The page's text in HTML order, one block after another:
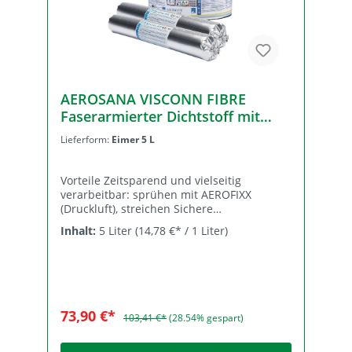
AEROSANA VISCONN FIBRE
Faserarmierter Dichtstoff mit
feuchtevariablem sd-Wert,
Lieferform: Eimer 5 L
Vorteile Zeitsparend und vielseitig
verarbeitbar: sprühen mit AEROFIXX
(Druckluft), streichen Sichere
Konstruktionen durch beste
Hafteigenschaften auf allen bauüblichen
überklebbar mit allen pro clima
Klebebändern Flexibel einsetzbar sowohl
Inhalt: 5 Liter (14,78 €* / 1 Liter)
73,90 €* 103,41 €*(28.54% gespart)